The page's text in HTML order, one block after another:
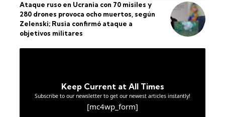
Ataque ruso en Ucrania con 70 misiles y
280 drones provoca ocho muertos, según
Zelenski; Rusia confirmó ataque a
objetivos militares
Keep Current at All Times
Subscribe to our newsletter to get our newest articles instantly!
[mc4wp_form]